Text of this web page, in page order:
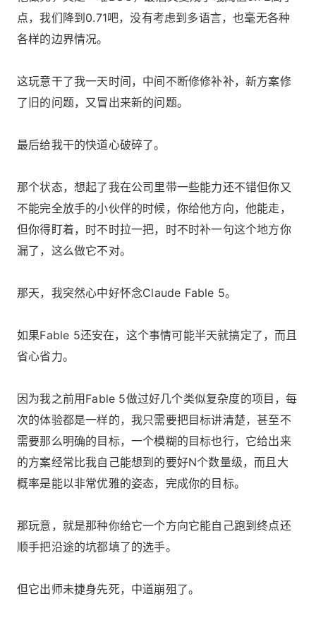
点，我们降到0.71吧，没有考虑到多语言，也毫无各种
各样的边界情况。
这玩意干了我一天时间，中间不断修修补补，新方案修
了旧的问题，又冒出来新的问题。
最后给我干的快道心破碎了。
那个状态，想起了我在公司里带一些能力还不错但你又
不能完全放手的小伙伴的时候，你给他方向，他能走，
但你得盯着，时不时拉一把，时不时补一句这个地方你
漏了，这么做它不对。
那天，我突然心中好怀念Claude Fable 5。
如果Fable 5还安在，这个事情可能半天就搞定了，而且
省心省力。
因为我之前用Fable 5做过好几个类似复杂度的项目，每
次的体验都是一样的，我只需要把目标讲清楚，甚至不
需要那么明确的目标，一个模糊的目标也行，它给出来
的方案经常比我自己能想到的要好N个数量级，而且大
概率是能以非常优雅的姿态，完成你的目标。
那玩意，就是那种你给它一个方向它能自己跑到终点还
顺手把沿途的坑都填了的选手。
但它出师未捷身先死，中道崩殂了。